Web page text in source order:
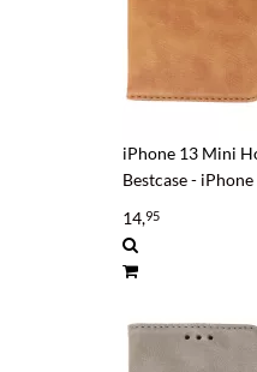
iPhone 13 Mini
Bestcase -
14,95